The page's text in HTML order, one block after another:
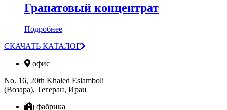
Гранатовый концентрат
Подробнее
СКАЧАТЬ КАТАЛОГ
офис
No. 16, 20th Khaled Eslamboli
(Возара), Тегеран, Иран
фабрика